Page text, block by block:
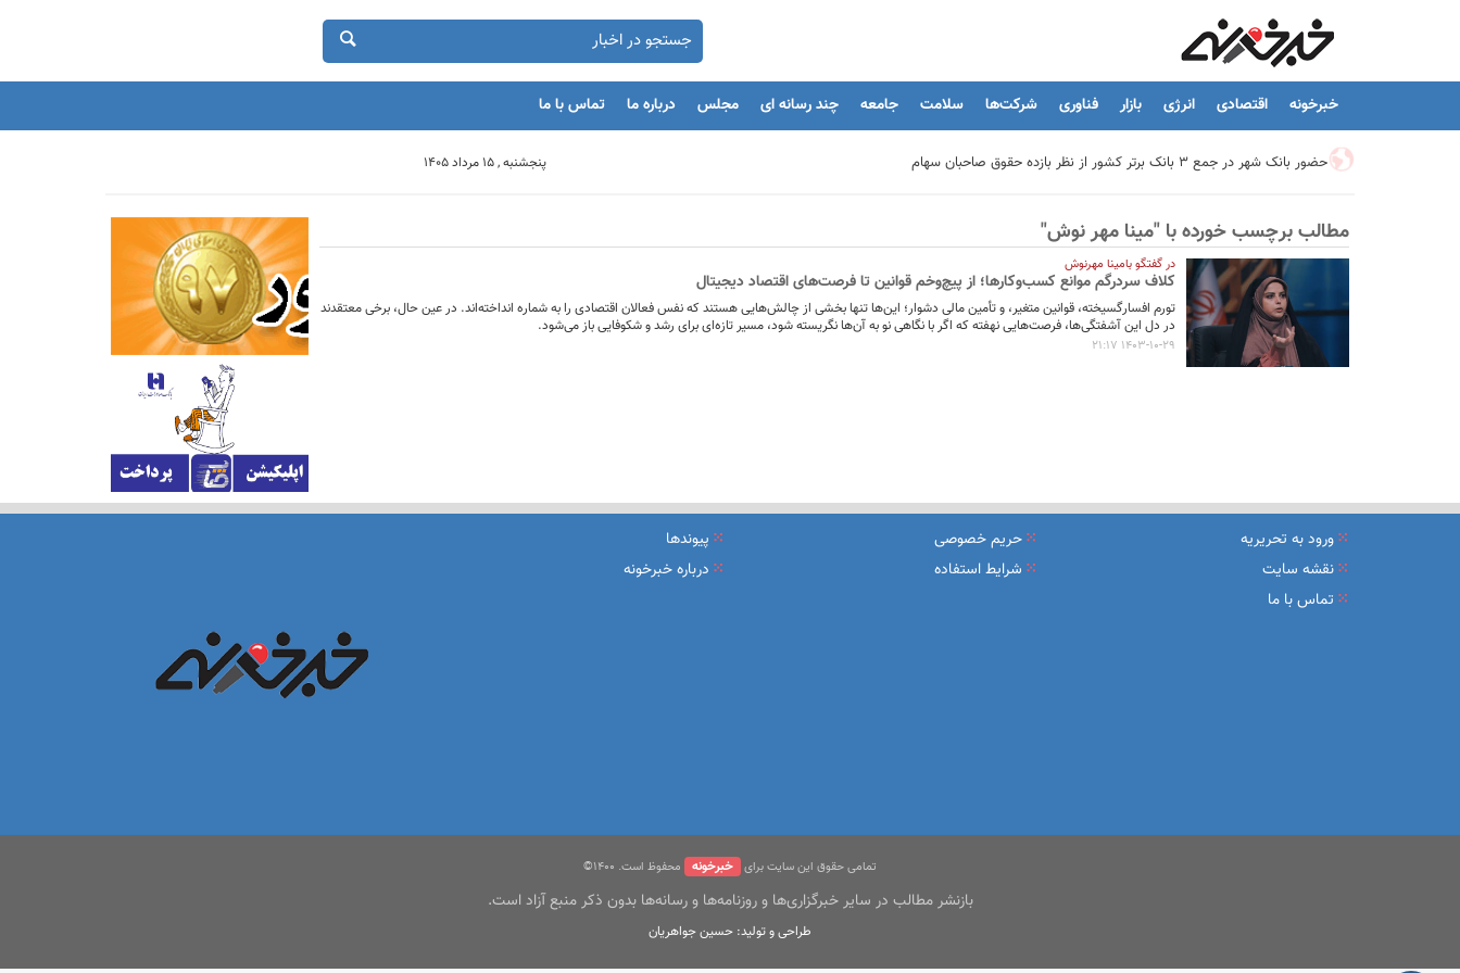
خبرخونه اقتصادی انرژی بازار فناوری شرکت‌ها سلامت جامعه چند رسانه ای مجلس درباره ما تماس با ما
حضور بانک شهر در جمع ۳ بانک برتر کشور از نظر بازده حقوق صاحبان سهام
تیما، محصول جدید بانك ملت؛ ابزاری برای كمك به مدیریت مالی بنگاه های اقتصادی
توسعه درمانگاه فوق تخصصی بیمارستان بهارلو با حمایت بانک سامان
هشدار نایب رئیس اتحادیه املاک: فروش متری مسکن می‌تواند سرمایه‌گذاران را با بحران مواجه کند
عقد تفاهم نامه عرضه محصول «مستمری مادام العمر ارس» بین شرکت بیمه باران و گروه صنعتی انتخاب
پنجشنبه , 15 مرداد 1405
مطالب برچسب خورده با "مینا مهر نوش"
در گفتگو بامینا مهرنوش
کلاف سردرگم موانع کسب‌وکارها؛ از پیچ‌و‌خم قوانین تا فرصت‌های اقتصاد دیجیتال
تورم افسارگسیخته، قوانین متغیر، و تأمین مالی دشوار؛ این‌ها تنها بخشی از چالش‌هایی هستند که نفس فعالان اقتصادی را به شماره انداخته‌اند. در عین حال، برخی معتقدند
در دل این آشفتگی‌ها، فرصت‌هایی نهفته که اگر با نگاهی نو به آن‌ها نگریسته شود، مسیر تازه‌ای برای رشد و شکوفایی باز می‌شود.
1403-10-29 21:17
ورود به تحریریه
نقشه سایت
تماس با ما
حریم خصوصی
شرایط استفاده
پیوندها
درباره خبرخونه
تمامی حقوق این سایت برای خبرخونه محفوظ است. ۱400©
بازنشر مطالب در سایر خبرگزاری‌ها و روزنامه‌ها و رسانه‌ها بدون ذکر منبع آزاد است.
طراحی و تولید: حسین جواهریان